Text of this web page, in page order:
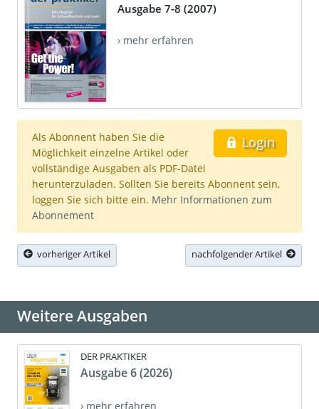
Ausgabe 7-8 (2007)
› mehr erfahren
Login
Als Abonnent haben Sie die
Möglichkeit einzelne Artikel oder
vollständige Ausgaben als PDF-Datei
herunterzuladen. Sollten Sie bereits Abonnent sein,
loggen Sie sich bitte ein. Mehr Informationen zum
Abonnement
vorheriger Artikel nachfolgender Artikel
Weitere Ausgaben
DER PRAKTIKER
Ausgabe 6 (2026)
› mehr erfahren